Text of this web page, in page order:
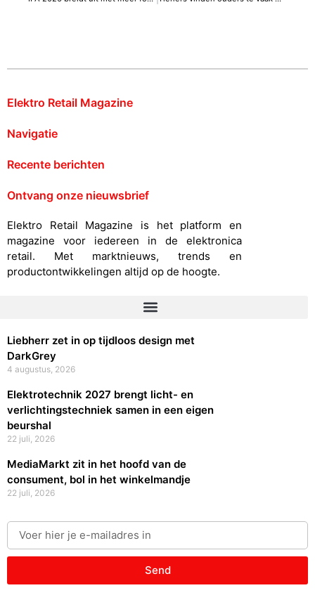
Elektro Retail Magazine
Navigatie
Recente berichten
Ontvang onze nieuwsbrief
Elektro Retail Magazine is het platform en
magazine voor iedereen in de elektronica
retail. Met marktnieuws, trends en
productontwikkelingen altijd op de hoogte.
Liebherr zet in op tijdloos design met
DarkGrey
4 augustus, 2026
Elektrotechnik 2027 brengt licht- en
verlichtingstechniek samen in een eigen
beurshal
22 juli, 2026
MediaMarkt zit in het hoofd van de
consument, bol in het winkelmandje
22 juli, 2026
Send